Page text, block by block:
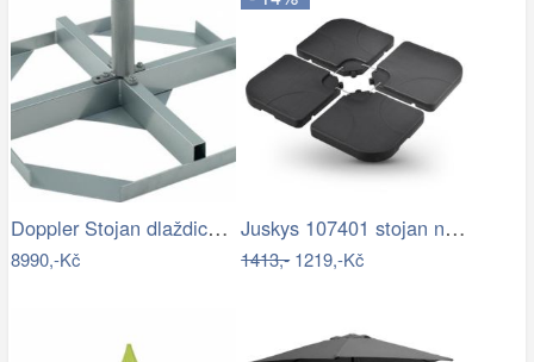
Doppler Stojan dlaždicový pro slun.…
8990,-Kč
Juskys 107401 stojan na slunčeník černý…
1413,-1219,-Kč